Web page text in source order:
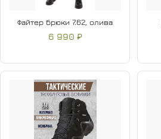
Файтер брюки 7.62, олива
6 990 ₽